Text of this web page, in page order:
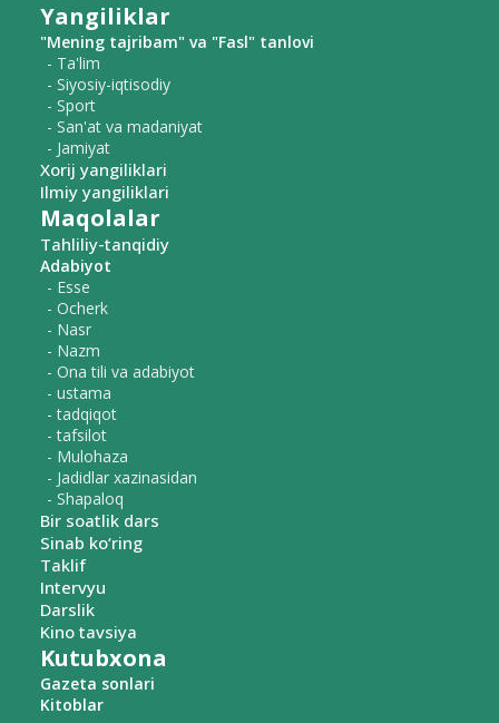
Yangiliklar
"Mening tajribam" va "Fasl" tanlovi
- Ta'lim
- Siyosiy-iqtisodiy
- Sport
- San'at va madaniyat
- Jamiyat
Xorij yangiliklari
Ilmiy yangiliklari
Maqolalar
Tahliliy-tanqidiy
Adabiyot
- Esse
- Ocherk
- Nasr
- Nazm
- Ona tili va adabiyot
- ustama
- tadqiqot
- tafsilot
- Mulohaza
- Jadidlar xazinasidan
- Shapaloq
Bir soatlik dars
Sinab ko‘ring
Taklif
Intervyu
Darslik
Kino tavsiya
Kutubxona
Gazeta sonlari
Kitoblar